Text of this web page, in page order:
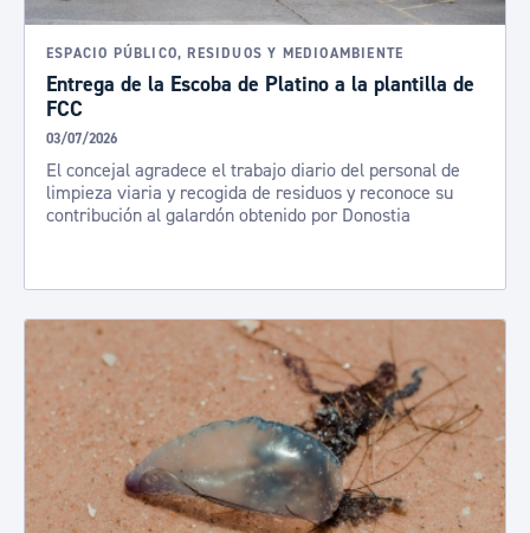
ESPACIO PÚBLICO, RESIDUOS Y MEDIOAMBIENTE
Entrega de la Escoba de Platino a la plantilla de
FCC
03/07/2026
El concejal agradece el trabajo diario del personal de
limpieza viaria y recogida de residuos y reconoce su
contribución al galardón obtenido por Donostia